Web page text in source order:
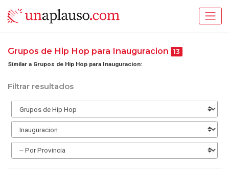
Grupos de Hip Hop para Inauguracion 13
Similar a Grupos de Hip Hop para Inauguracion:
Filtrar resultados